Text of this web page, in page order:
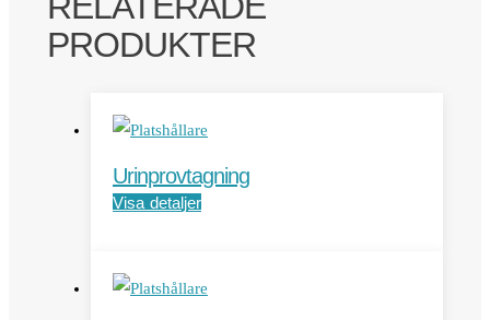
PRODUKTER
Urinprovtagning
Visa detaljer